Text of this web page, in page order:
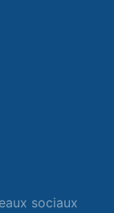
sociaux